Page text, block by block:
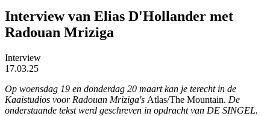
Interview van Elias D'Hollander met
Radouan Mriziga
Interview
17.03.25
Op woensdag 19 en donderdag 20 maart kan je terecht in de
Kaaistudios voor Radouan Mriziga's Atlas/The Mountain. De
onderstaande tekst werd geschreven in opdracht van DE SINGEL.